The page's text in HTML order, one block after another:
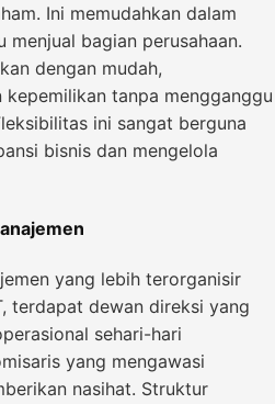
Ini memudahkan dalam
bagian perusahaan.
dengan mudah,
kepemilikan tanpa mengganggu
ini sangat berguna
bisnis dan mengelola
yang lebih terorganisir
terdapat dewan direksi yang
sehari-hari
yang mengawasi
nasihat. Struktur